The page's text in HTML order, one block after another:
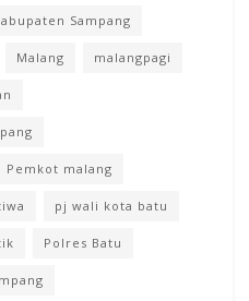
Sampang
Malang malangpagi
Pemkot malang
pj wali kota batu
Polres Batu